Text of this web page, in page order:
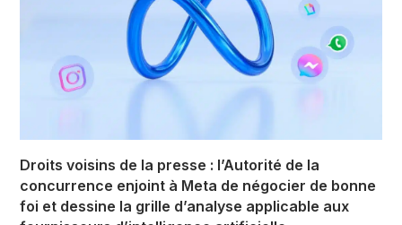
Droits voisins de la presse : l’Autorité de la
concurrence enjoint à Meta de négocier de bonne
foi et dessine la grille d’analyse applicable aux